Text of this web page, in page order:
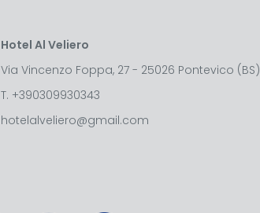
Hotel Al Veliero
Via Vincenzo Foppa, 27 - 25026 Pontevico (BS)
T. +390309930343
hotelalveliero@gmail.com